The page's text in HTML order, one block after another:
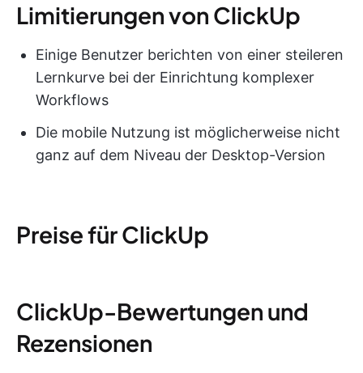
Limitierungen von ClickUp
Einige Benutzer berichten von einer steileren
Lernkurve bei der Einrichtung komplexer
Workflows
Die mobile Nutzung ist möglicherweise nicht
ganz auf dem Niveau der Desktop-Version
Preise für ClickUp
ClickUp-Bewertungen und
Rezensionen